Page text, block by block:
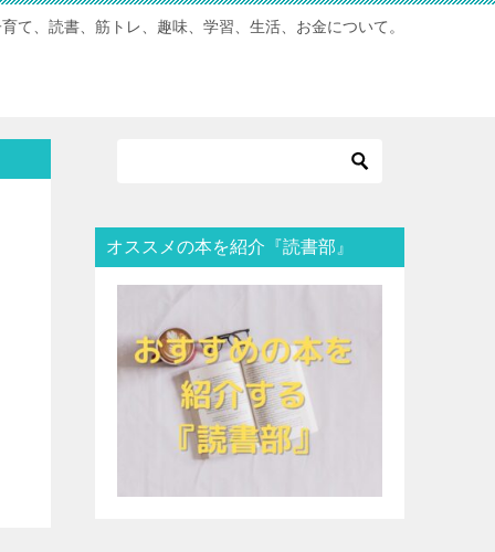
て、読書、筋トレ、趣味、学習、生活、お金について。
オススメの本を紹介『読書部』